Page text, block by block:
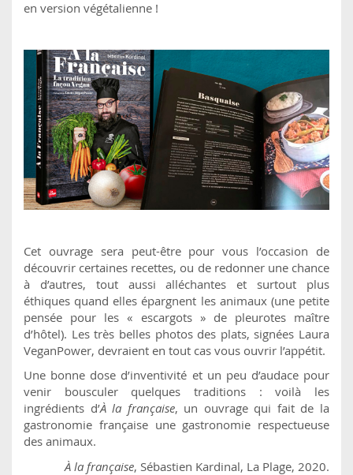
en version végétalienne !
Cet ouvrage sera peut-être pour vous l’occasion de
découvrir certaines recettes, ou de redonner une chance
à d’autres, tout aussi alléchantes et surtout plus
éthiques quand elles épargnent les animaux (une petite
pensée pour les « escargots » de pleurotes maître
d’hôtel). Les très belles photos des plats, signées Laura
VeganPower, devraient en tout cas vous ouvrir l’appétit.
Une bonne dose d’inventivité et un peu d’audace pour
venir bousculer quelques traditions : voilà les
ingrédients d’À la française, un ouvrage qui fait de la
gastronomie française une gastronomie respectueuse
des animaux.
À la française, Sébastien Kardinal, La Plage, 2020.